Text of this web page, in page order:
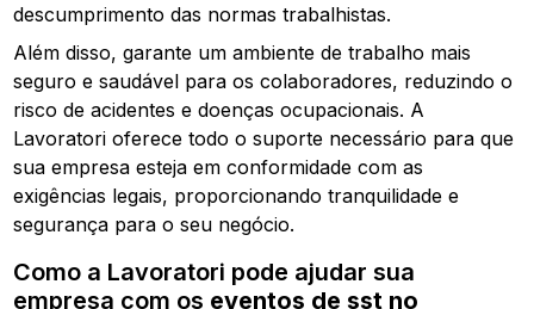
descumprimento das normas trabalhistas.
Além disso, garante um ambiente de trabalho mais
seguro e saudável para os colaboradores, reduzindo o
risco de acidentes e doenças ocupacionais. A
Lavoratori oferece todo o suporte necessário para que
sua empresa esteja em conformidade com as
exigências legais, proporcionando tranquilidade e
segurança para o seu negócio.
Como a Lavoratori pode ajudar sua
empresa com os eventos de sst no